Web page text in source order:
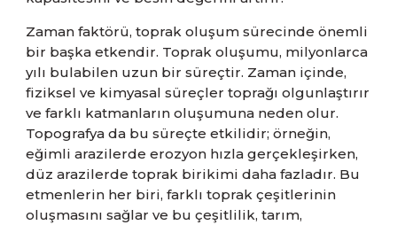
Zaman faktörü, toprak oluşum sürecinde önemli
bir başka etkendir. Toprak oluşumu, milyonlarca
yılı bulabilen uzun bir süreçtir. Zaman içinde,
fiziksel ve kimyasal süreçler toprağı olgunlaştırır
ve farklı katmanların oluşumuna neden olur.
Topografya da bu süreçte etkilidir; örneğin,
eğimli arazilerde erozyon hızla gerçekleşirken,
düz arazilerde toprak birikimi daha fazladır. Bu
etmenlerin her biri, farklı toprak çeşitlerinin
oluşmasını sağlar ve bu çeşitlilik, tarım,